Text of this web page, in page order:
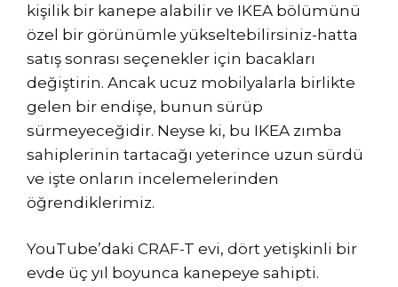
kişilik bir kanepe alabilir ve IKEA bölümünü
özel bir görünümle yükseltebilirsiniz-hatta
satış sonrası seçenekler için bacakları
değiştirin. Ancak ucuz mobilyalarla birlikte
gelen bir endişe, bunun sürüp
sürmeyeceğidir. Neyse ki, bu IKEA zımba
sahiplerinin tartacağı yeterince uzun sürdü
ve işte onların incelemelerinden
öğrendiklerimiz.
YouTube’daki CRAF-T evi, dört yetişkinli bir
evde üç yıl boyunca kanepeye sahipti.